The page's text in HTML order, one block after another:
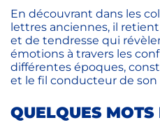
En découvrant dans les
lettres anciennes, il
et de tendresse qui
émotions à travers les
différentes époques,
et le fil conducteur de son
QUELQUES MOTS